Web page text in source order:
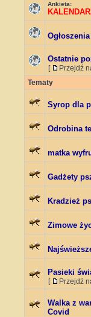
Ankieta:
Ostatnie
[ Przejdź
Tematy
Syrop dla
Odrobina
matka
Gadżety
Kradzież
Zimowe
Pasieki
[ Przejdź
Walka z
Covid